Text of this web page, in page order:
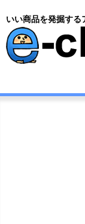
いい商品を発掘する